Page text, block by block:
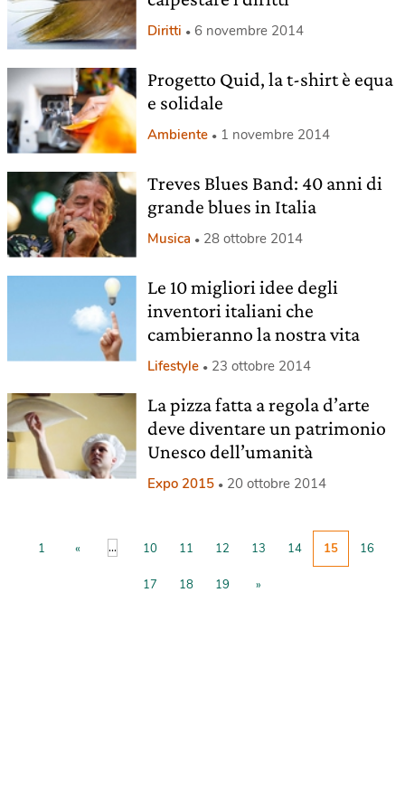
Diritti 6 novembre 2014
Progetto Quid, la t-shirt è equa
e solidale
Ambiente 1 novembre 2014
Treves Blues Band: 40 anni di
grande blues in Italia
Musica 28 ottobre 2014
Le 10 migliori idee degli
inventori italiani che
cambieranno la nostra vita
Lifestyle 23 ottobre 2014
La pizza fatta a regola d’arte
deve diventare un patrimonio
Unesco dell’umanità
Expo 2015 20 ottobre 2014
1 « ... 10 11 12 13 14 15 16
17 18 19 »